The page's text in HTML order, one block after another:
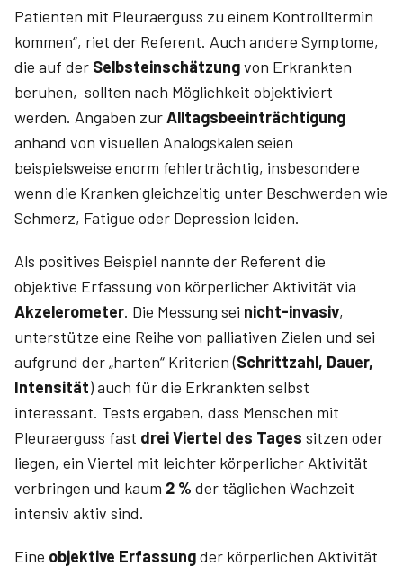
Patienten mit Pleuraerguss zu einem Kontrolltermin
kommen“, riet der Referent. Auch andere Symptome,
die auf der Selbsteinschätzungvon Erkrankten
beruhen, sollten nach Möglichkeit objektiviert
werden. Angaben zurAlltagsbeeinträchtigung
anhand von visuellen Analogskalen seien
beispielsweise enorm fehlerträchtig, insbesondere
wenn die Kranken gleichzeitig unter Beschwerden wie
Schmerz, Fatigue oder Depression leiden.
Als positives Beispiel nannte der Referent die
objektive Erfassung von körperlicher Aktivität via
Akzelerometer. Die Messung sei nicht-invasiv,
unterstütze eine Reihe von palliativen Zielen und sei
aufgrund der „harten“ Kriterien (Schrittzahl, Dauer,
Intensität) auch für die Erkrankten selbst
interessant. Tests ergaben, dass Menschen mit
Pleuraerguss fast drei Viertel des Tages sitzen oder
liegen, ein Viertel mit leichter körperlicher Aktivität
verbringen und kaum 2 % der täglichen Wachzeit
intensiv aktiv sind.
Eine objektive Erfassungder körperlichen Aktivität